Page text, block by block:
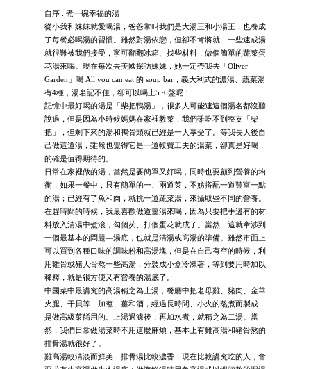
自序 : 煮一碗幸福的湯
從小我和妹妹就愛喝湯，爸爸常叫我們是大湯王和小湯王，也養成
了每餐必喝湯的習慣。雖然對湯依戀，但卻不肯將就，一些速成湯
就很難被我們接受，寧可翻翻冰箱、找些材料，做個簡單的蔬菜蛋
花湯來喝。現在每次去美國探訪妹妹，她一定帶我去「Oliver
Garden」喝 All you can eat 的 soup bar，義大利式的濃湯、蔬菜湯
有4種，湯名記不住，卻可以喝上5~6盤呢！
記憶中最好喝的湯是「柴把鴨湯」，很多人可能連這個湯名都沒聽
說過，但是因為小時候媽媽在家裡教菜，我們雖吃不到整支「柴
把」，但剩下來的湯和鴨骨頭就已經是一大享受了。等我長大後自
己做這道湯，雖然也覺得它是一道較費工夫的湯菜，卻真是好喝，
的確是值得期待的。
日常在家裡做的湯，當然是要簡單又好喝，同時也要顧到營養的均
衡，如果一餐中，只有簡單的一、兩道菜，不妨搭配一道豐富一點
的湯；已經有了魚和肉，就挑一道蔬菜湯，來攝取些不同的營養。
在趕時間的時候，我最喜歡做道羹湯來喝，因為只要把手邊有的材
料放入清湯中煮滾，勾個芡、打個蛋花就成了。當然，這就牽涉到
一個最基本的問題—湯底，也就是清湯或高湯的準備。雖然市面上
可以買到各種口味的調味粉和高湯塊，但是在自己有空的時候，利
用雞骨或豬大骨熬一些高湯，分裝成小盒冷凍著，等到要用時加以
稀釋，就是很方便又有營養的湯底了。
中國菜中最講究的高湯稱之為上湯，餐廳中把老母雞、豬肉、金華
火腿、干貝等，加葱、薑和酒，經過長時間、小火的熬煮而製成，
是做高級菜餚用的。上湯過濾後，再加水煮，就稱之為二湯。當
然，我們日常做湯菜時不用這麼麻煩，基本上有雞高湯和豬骨熬的
排骨湯就很好了。
雞高湯較清淡而鮮美，排骨湯比較濃香，現在比較講究吃的人，會